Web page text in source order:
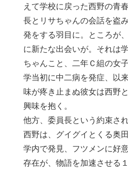
えて学校に戻った西野の青
長とリサちゃんの会話を盗
発をする羽目に。ところが
に新たな出会いが。それは
ちゃんこと、二年Ｃ組の女
学当初に中二病を発症、以
味が疼き止まぬ彼女は西野
興味を抱く。
他方、委員長という約束さ
西野は、グイグイとくる奥
学内で発見、フツメンに好
存在が、物語を加速させる１